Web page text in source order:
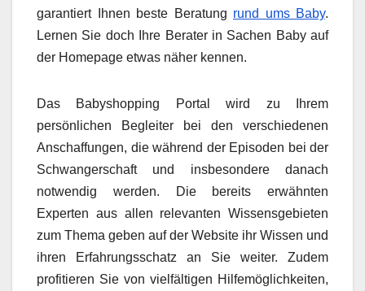
garantiert Ihnen beste Beratung rund ums Baby.
Lernen Sie doch Ihre Berater in Sachen Baby auf
der Homepage etwas näher kennen.
Das Babyshopping Portal wird zu Ihrem
persönlichen Begleiter bei den verschiedenen
Anschaffungen, die während der Episoden bei der
Schwangerschaft und insbesondere danach
notwendig werden. Die bereits erwähnten
Experten aus allen relevanten Wissensgebieten
zum Thema geben auf der Website ihr Wissen und
ihren Erfahrungsschatz an Sie weiter. Zudem
profitieren Sie von vielfältigen Hilfemöglichkeiten,